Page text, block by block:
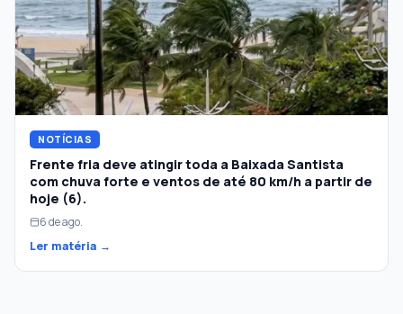
NOTÍCIAS
Frente fria deve atingir toda a Baixada Santista
com chuva forte e ventos de até 80 km/h a partir de
hoje (6).
6 de ago.
Ler matéria →